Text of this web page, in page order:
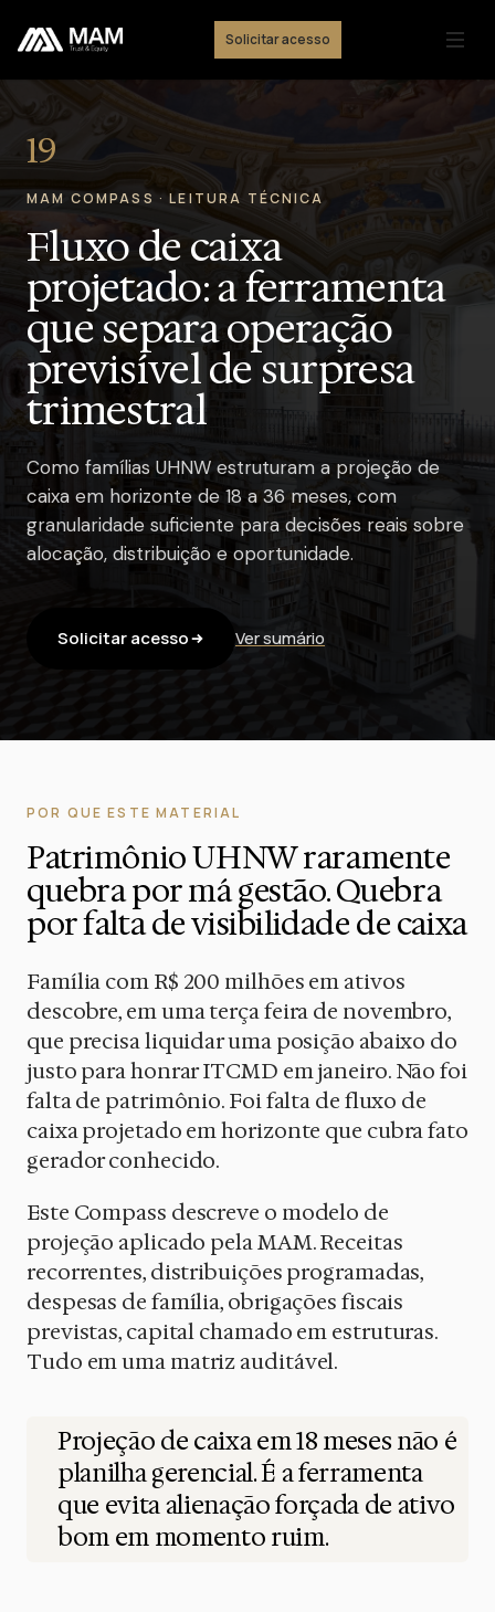
Solicitar acesso
19
MAM COMPASS · LEITURA TÉCNICA
Fluxo de caixa
projetado: a ferramenta
que separa operação
previsível de surpresa
trimestral
Como famílias UHNW estruturam a projeção de
caixa em horizonte de 18 a 36 meses, com
granularidade suficiente para decisões reais sobre
alocação, distribuição e oportunidade.
Solicitar acesso Ver sumário
POR QUE ESTE MATERIAL
Patrimônio UHNW raramente
quebra por má gestão. Quebra
por falta de visibilidade de caixa
Família com R$ 200 milhões em ativos
descobre, em uma terça feira de novembro,
que precisa liquidar uma posição abaixo do
justo para honrar ITCMD em janeiro. Não foi
falta de patrimônio. Foi falta de fluxo de
caixa projetado em horizonte que cubra fato
gerador conhecido.
Este Compass descreve o modelo de
projeção aplicado pela MAM. Receitas
recorrentes, distribuições programadas,
despesas de família, obrigações fiscais
previstas, capital chamado em estruturas.
Tudo em uma matriz auditável.
Projeção de caixa em 18 meses não é
planilha gerencial. É a ferramenta
que evita alienação forçada de ativo
bom em momento ruim.